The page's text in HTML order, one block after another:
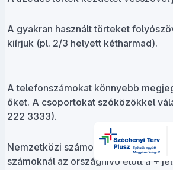
A gyakran használt törteket
kiírjuk (pl. 2/3 helyett kétharmad).
A telefonszámokat könnyebb
őket. A csoportokat szóközökkel
222 3333).
Nemzetközi számoknál és külföldről
számoknál az országhívó előtt a +